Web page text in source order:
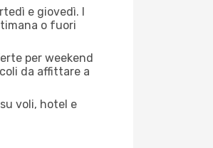
e giovedì. I
o fuori
per weekend
da affittare a
voli, hotel e